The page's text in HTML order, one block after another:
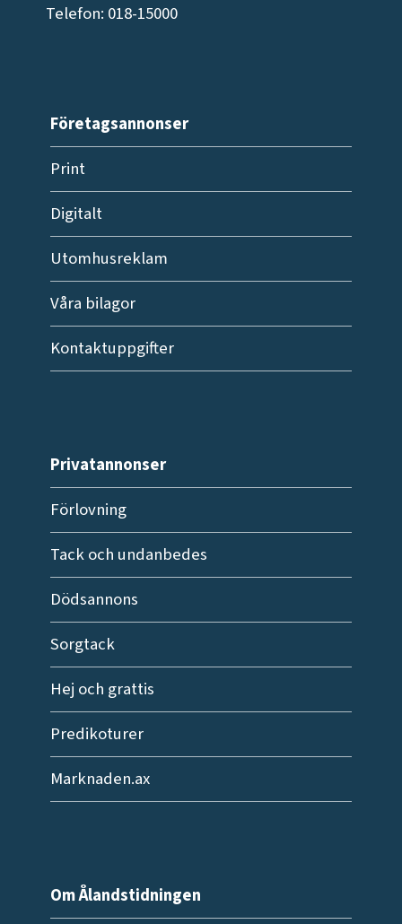
Telefon: 018-15000
Företagsannonser
Print
Digitalt
Utomhusreklam
Våra bilagor
Kontaktuppgifter
Privatannonser
Förlovning
Tack och undanbedes
Dödsannons
Sorgtack
Hej och grattis
Predikoturer
Marknaden.ax
Om Ålandstidningen